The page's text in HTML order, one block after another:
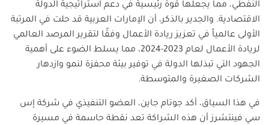
النفطي، مما يجعلها قوةً رئيسية في دعم استراتيجية الدولة
الاقتصادية. والجدير بالذكر، أن الإمارات العربية قد حلت في المرتبة
الأولى عالمياً في تعزيز ريادة الأعمال وفقًا لتقرير المرصد العالمي
لريادة الأعمال لعام 2023-2024، مما يسلط الضوء على أهمية
الجهود التي تبذلها الدولة في توفير بيئة محفزة لنمو وازدهار
الشركات الصغيرة والمتوسطة.
في هذا السياق، أكد جوتام جاين، العضو التنفيذي في شركة إس
سي فينتشرز أن هذه الشراكة تعد نقطة حاسمة في مسيرة